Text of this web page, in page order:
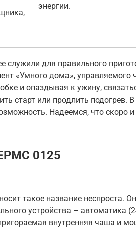
энергии.
служили для правильного
«Умного дома», управляемого
и опаздывая к ужину,
старт или продлить подогрев.
Надеемся, что скоро
0125
такое название неспроста.
устройства – автоматика
внутренняя чаша и